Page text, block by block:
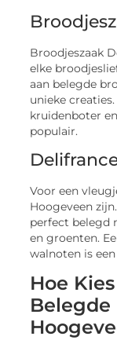
Broodjeszaak
elke
aan belegde
unieke
kruidenboter
populair.
Voor een
Hoogeveen
perfect belegd
en groenten.
walnoten is
Hoe
Belegde